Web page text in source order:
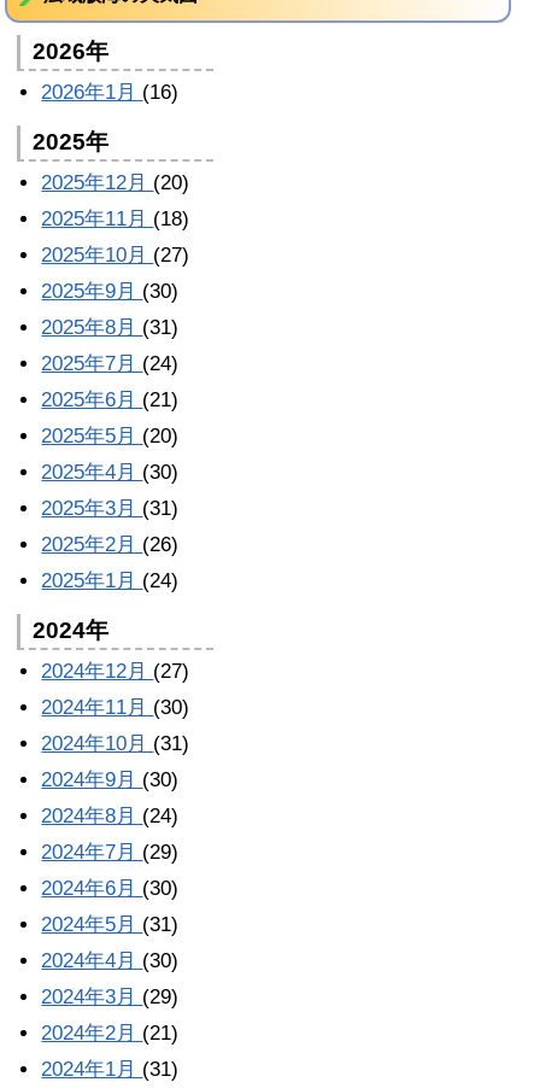
2026年
2026年1月 (16)
2025年
2025年12月 (20)
2025年11月 (18)
2025年10月 (27)
2025年9月 (30)
2025年8月 (31)
2025年7月 (24)
2025年6月 (21)
2025年5月 (20)
2025年4月 (30)
2025年3月 (31)
2025年2月 (26)
2025年1月 (24)
2024年
2024年12月 (27)
2024年11月 (30)
2024年10月 (31)
2024年9月 (30)
2024年8月 (24)
2024年7月 (29)
2024年6月 (30)
2024年5月 (31)
2024年4月 (30)
2024年3月 (29)
2024年2月 (21)
2024年1月 (31)